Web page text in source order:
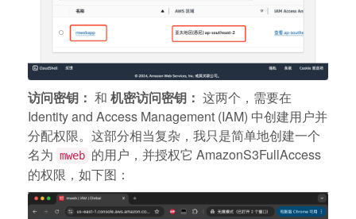
访问密钥： 和 机密访问密钥： 这两个，需要在
Identity and Access Management (IAM) 中创建用户并
分配权限。这部分相当复杂，我只是简单地创建一个
名为 mweb 的用户，并授权它 AmazonS3FullAccess
的权限，如下图：